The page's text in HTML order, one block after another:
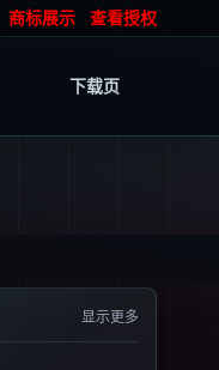
商标展示 查看授权
下载页
显示更多